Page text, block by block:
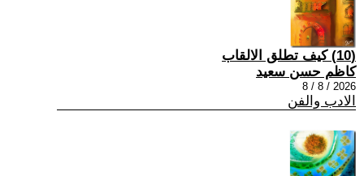
(10) كيف تطلق الالقاب
كاظم حسن سعيد
2026 / 8 / 8
الادب والفن